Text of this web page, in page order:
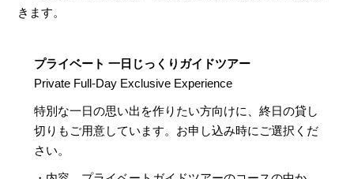
きます。
プライベート 一日じっくりガイドツアー
Private Full-Day Exclusive Experience
特別な一日の思い出を作りたい方向けに、終日の貸し
切りもご用意しています。お申し込み時にご選択くだ
さい。